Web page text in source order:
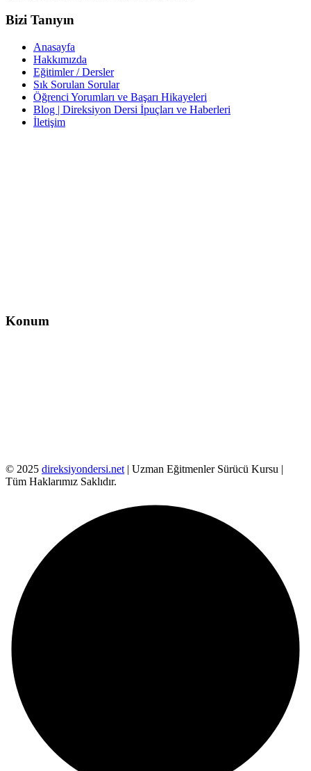
Bizi Tanıyın
Anasayfa
Hakkımızda
Eğitimler / Dersler
Sık Sorulan Sorular
Öğrenci Yorumları ve Başarı Hikayeleri
Blog | Direksiyon Dersi İpuçları ve Haberleri
İletişim
Konum
© 2025 direksiyondersi.net | Uzman Eğitmenler Sürücü Kursu |
Tüm Haklarımız Saklıdır.